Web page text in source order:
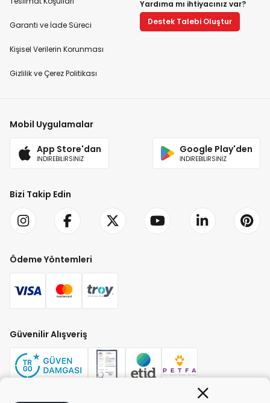
Garanti ve İade Süreci
Kişisel Verilerin Korunması
Gizlilik ve Çerez Politikası
Yardıma mı ihtiyacınız var?
Destek Talebi Oluştur
Mobil Uygulamalar
App Store'dan
İNDİREBİLİRSİNİZ
Google Play'den
İNDİREBİLİRSİNİZ
Bizi Takip Edin
Ödeme Yöntemleri
Güvenilir Alışveriş